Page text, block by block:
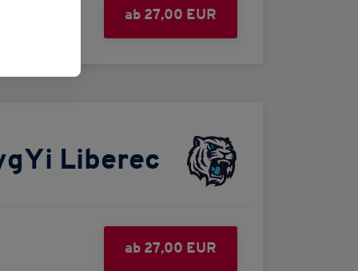
ab 27,00 EUR
Liberec
ab 27,00 EUR